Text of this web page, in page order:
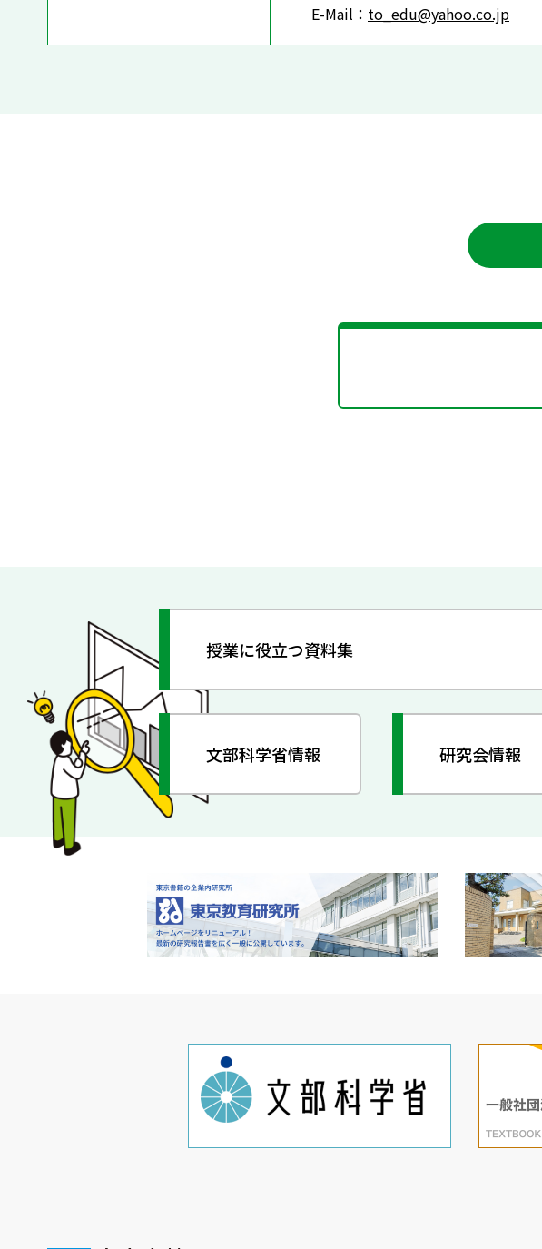
E-Mail： to_edu@yahoo.co.jp
授業に役立つ資料集
文部科学省情報 研究会情報